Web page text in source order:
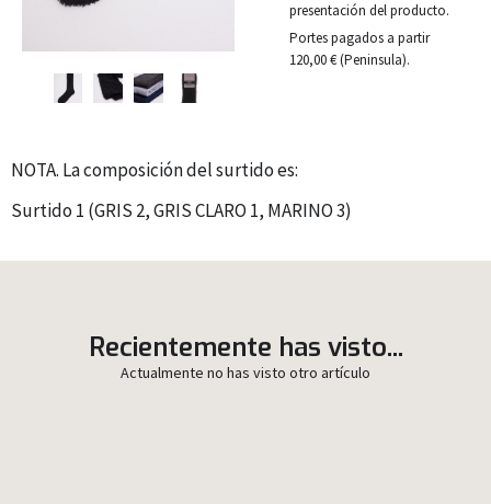
presentación del producto.
Portes pagados a partir
120,00 € (Peninsula).
NOTA. La composición del surtido es:
Surtido 1 (GRIS 2, GRIS CLARO 1, MARINO 3)
Recientemente has visto...
Actualmente no has visto otro artículo